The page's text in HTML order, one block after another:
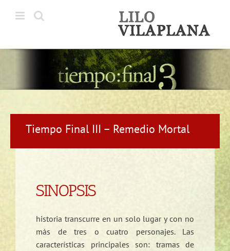
Tiempo Final III – Remedio Mortal
SINOPSIS
historia transcurre en un solo lugar y con no
más de tres o cuatro personajes. Las
características principales son: tramas de